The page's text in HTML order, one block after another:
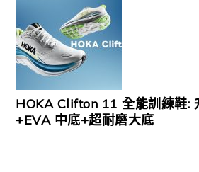
HOKA Clifton 11 全能訓練鞋:
+EVA 中底+超耐磨大底